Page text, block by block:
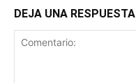
DEJA UNA RESPUESTA